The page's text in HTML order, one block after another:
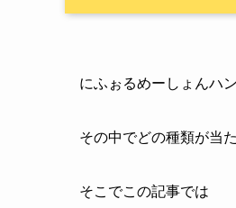
にふぉるめーしょんハ
その中でどの種類が当
そこでこの記事では